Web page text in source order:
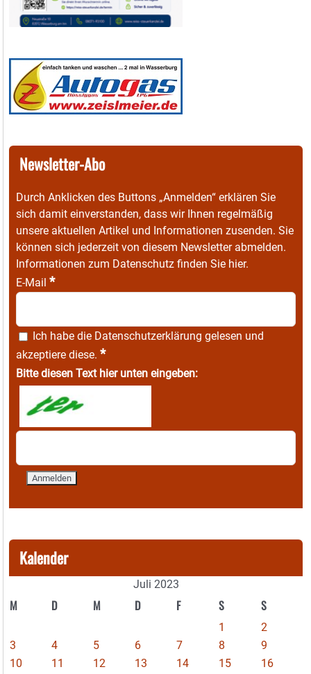
Newsletter-Abo
Durch Anklicken des Buttons „Anmelden“ erklären Sie
sich damit einverstanden, dass wir Ihnen regelmäßig
unsere aktuellen Artikel und Informationen zusenden. Sie
können sich jederzeit von diesem Newsletter abmelden.
Informationen zum Datenschutz finden Sie hier.
E-Mail *
Ich habe die Datenschutzerklärung gelesen und
akzeptiere diese. *
Bitte diesen Text hier unten eingeben:
Kalender
Juli 2023
M D M D F S S
1
2
3
4 5 6 7 8
9
10
11 12 13 14 15
16